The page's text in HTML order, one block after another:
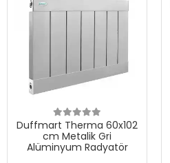
Duffmart Therma 60x102
cm Metalik Gri
Alüminyum Radyatör